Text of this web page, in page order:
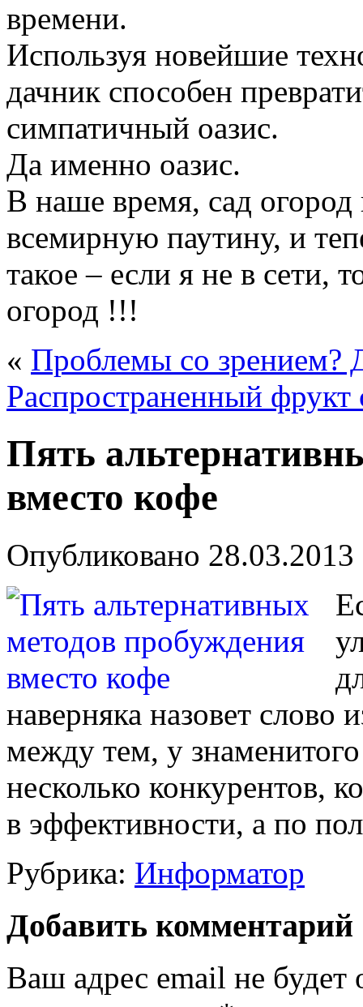
времени.
Используя новейшие
дачник способен
симпатичный оазис.
Да именно оазис.
В наше время, сад огород
всемирную паутину, и
такое – если я не в сети,
огород !!!
« Проблемы со зрением?
Распространенный фрукт
Пять
вместо кофе
Опубликовано 28.03.2013
наверняка назовет слово
между тем, у
несколько конкурентов,
в эффективности, а по
Рубрика: Информатор
Добавить комментарий
Ваш адрес email не будет